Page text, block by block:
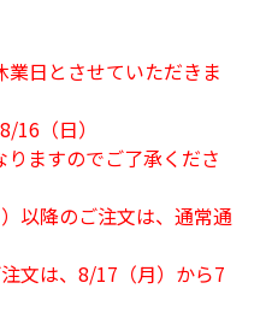
日とさせていただきま
16（日）
ますのでご了承くださ
以降のご注文は、通常通
文は、8/17（月）から7